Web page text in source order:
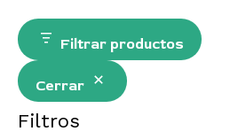
Filtrar productos
Cerrar
Filtros